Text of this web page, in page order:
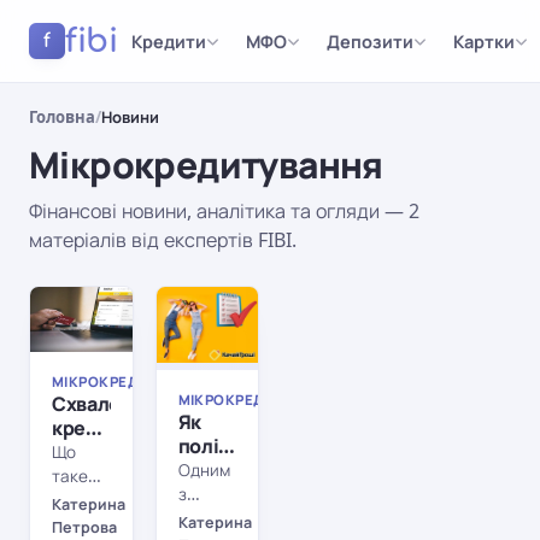
f fibi Кредити МФО Депозити Картки
Головна/Новини
Мікрокредитування
Фінансові новини, аналітика та огляди — 2
матеріалів від експертів FIBI.
Результати
МІКРОКРЕДИТУВАННЯ
МІКРОКРЕДИТУВАННЯ
Схвалення
кредиту:
як
кредитна
історія
може
Що
таке
кредитна
історія
Катерина
Петрова
МІКРОКРЕДИТУВАННЯ
МІКРОКРЕДИТУВАННЯ
Як
поліпшити
послуги
кредитування:
клієнти
Одним
з
найважливіших
Катерина